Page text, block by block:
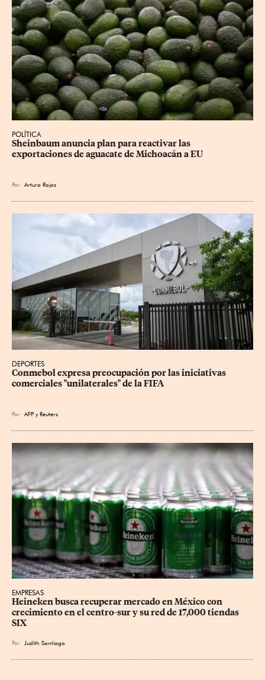
POLÍTICA
Sheinbaum anuncia plan para reactivar las
exportaciones de aguacate de Michoacán a EU
Por Arturo Rojas
DEPORTES
Conmebol expresa preocupación por las iniciativas
comerciales "unilaterales" de la FIFA
Por AFP yReuters
EMPRESAS
Heineken busca recuperar mercado en México con
crecimiento en el centro-sur y su red de 17,000 tiendas
SIX
Por Judith Santiago